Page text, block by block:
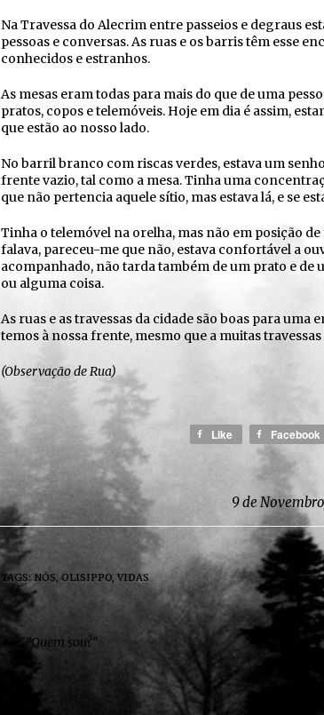
Na Travessa do Alecrim entre passeios e degraus
pessoas e conversas. As ruas e os barris têm esse
conhecidos e estranhos.
As mesas eram todas para mais do que de uma
pratos, copos e telemóveis. Hoje em dia é assim,
que estão ao nosso lado.
No barril branco com riscas verdes, estava um
frente vazio, tal como a mesa. Tinha uma
que não pertencia aquele sítio, mas estava lá, e se
Tinha o telemóvel na orelha, mas não em posição
falava, pareceu-me que não, estava confortável a
acompanhado, não tarda também de um prato e
ou alguma coisa.
As ruas e as travessas da cidade são boas para
temos à nossa frente, mesmo que a muitas
(Observação de Rua)
Like Facebook
9 de
TAGS: NÓS, OLISIPPO, VIDAS
“Quem sou?”